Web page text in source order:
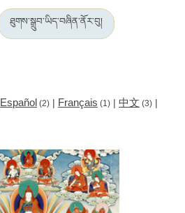
ཐུགས་སྒྲུབ་ཡིད་བཞིན་ནོར་བུ།
Español (2) | Français (1) | 中文 (3) |